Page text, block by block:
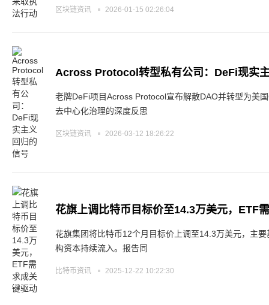
区块链资讯 2026-01-15 02:26:04
Across Protocol转型私有公司：DeFi现实
老牌DeFi项目Across Protocol宣布解散DAO并转型为美
去中心化治理的深度反思
区块链资讯 2026-03-12 18:26:22
花旗上调比特币目标价至14.3万美元，ETF
花旗集团将比特币12个月目标价上调至14.3万美元，主
构资本持续流入。报告同
比特币资讯 2025-12-22 10:22:30